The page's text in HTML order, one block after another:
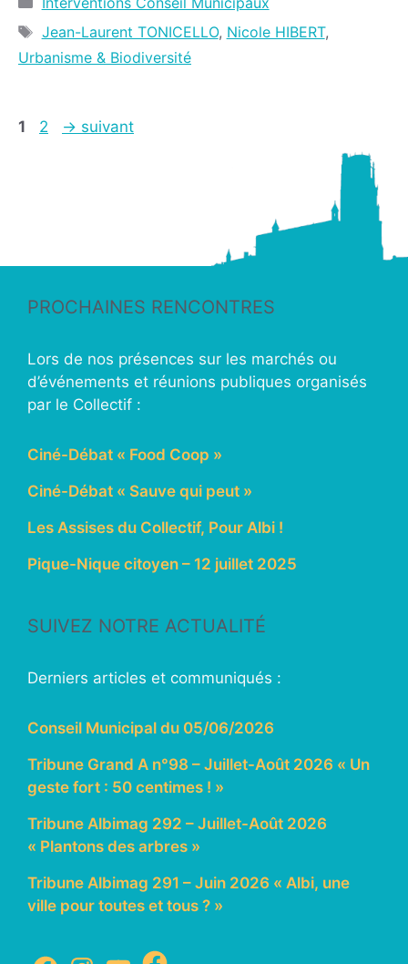
Jean-Laurent TONICELLO, Nicole HIBERT,
Urbanisme & Biodiversité
1 2 → suivant
PROCHAINES RENCONTRES
Lors de nos présences sur les marchés ou
d’événements et réunions publiques organisés
par le Collectif :
Ciné-Débat « Food Coop »
Ciné-Débat « Sauve qui peut »
Les Assises du Collectif, Pour Albi !
Pique-Nique citoyen – 12 juillet 2025
SUIVEZ NOTRE ACTUALITÉ
Derniers articles et communiqués :
Conseil Municipal du 05/06/2026
Tribune Grand A n°98 – Juillet-Août 2026 « Un
geste fort : 50 centimes ! »
Tribune Albimag 292 – Juillet-Août 2026
« Plantons des arbres »
Tribune Albimag 291 – Juin 2026 « Albi, une
ville pour toutes et tous ? »